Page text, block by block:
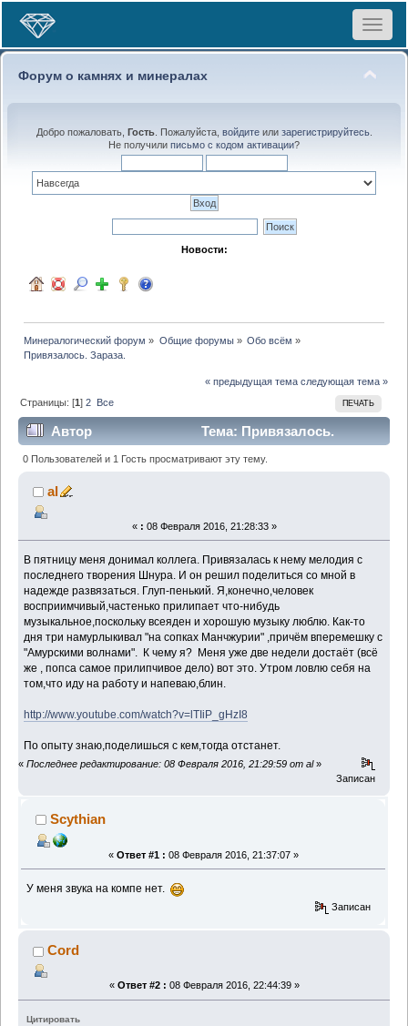
Toggle
Форум о камнях и минералах
Добро пожаловать, Гость. Пожалуйста, войдитеили зарегистрируйтесь.
Не получили письмо с кодом активации?
Новости:
Минералогический форум » Общие форумы» Обо всём »
Привязалось. Зараза.
« предыдущая тема следующая тема »
ПЕЧАТЬ
Страницы: [1]2 Все
Автор
Тема: Привязалось.
Зараза. (Прочитано 3980 раз)
0 Пользователей и 1 Гость просматривают эту тему.
al
« : 08 Февраля 2016, 21:28:33 »
В пятницу меня донимал коллега. Привязалась к нему мелодия с
последнего творения Шнура. И он решил поделиться со мной в
надежде развязаться. Глуп-пенький. Я,конечно,человек
восприимчивый,частенько прилипает что-нибудь
музыкальное,поскольку всеяден и хорошую музыку люблю. Как-то
дня три намурлыкивал "на сопках Манчжурии" ,причём вперемешку с
"Амурскими волнами". К чему я? Меня уже две недели достаёт (всё
же , попса самое прилипчивое дело) вот это. Утром ловлю себя на
том,что иду на работу и напеваю,блин.
http://www.youtube.com/watch?v=lTIiP_gHzI8
По опыту знаю,поделишься с кем,тогда отстанет.
« Последнее редактирование: 08 Февраля 2016, 21:29:59 от al»
Записан
Scythian
« Ответ #1 : 08 Февраля 2016, 21:37:07 »
У меня звука на компе нет.
Записан
Cord
« Ответ #2 : 08 Февраля 2016, 22:44:39 »
Цитировать